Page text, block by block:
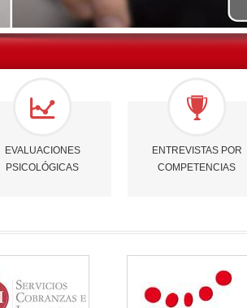
EVALUACIONES
PSICOLÓGICAS
ENTREVISTAS POR
COMPETENCIAS